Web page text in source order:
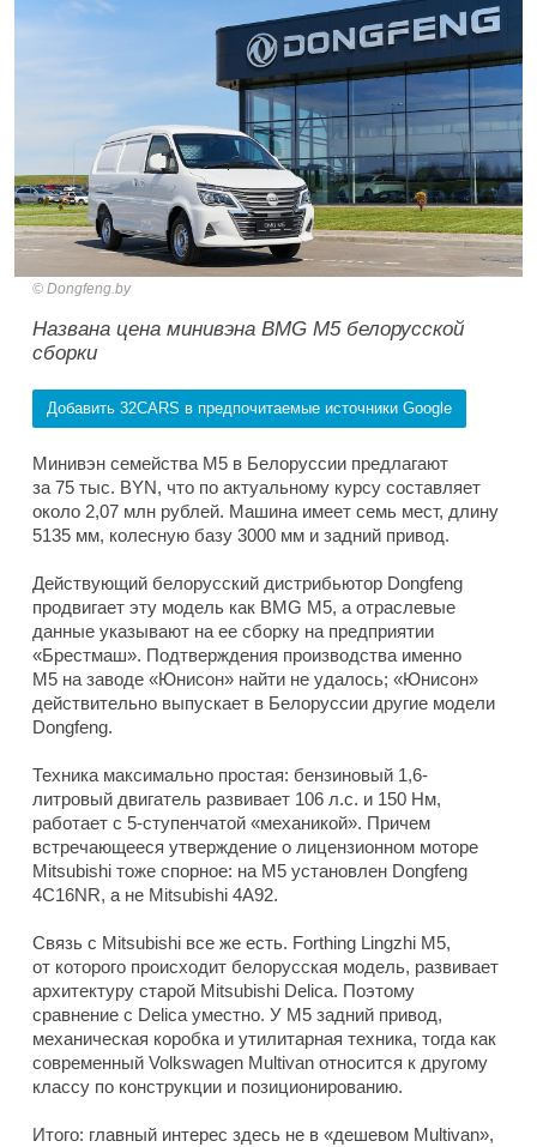
Dongfeng.by
Названа цена минивэна BMG M5 белорусской
сборки
Добавить 32CARS в предпочитаемые источники Google
Минивэн семейства M5 в Белоруссии предлагают
за 75 тыс. BYN, что по актуальному курсу составляет
около 2,07 млн рублей. Машина имеет семь мест, длину
5135 мм, колесную базу 3000 мм и задний привод.
Действующий белорусский дистрибьютор Dongfeng
продвигает эту модель как BMG M5, а отраслевые
данные указывают на ее сборку на предприятии
«Брестмаш». Подтверждения производства именно
M5 на заводе «Юнисон» найти не удалось; «Юнисон»
действительно выпускает в Белоруссии другие модели
Dongfeng.
Техника максимально простая: бензиновый 1,6-
литровый двигатель развивает 106 л.с. и 150 Нм,
работает с 5-ступенчатой «механикой». Причем
встречающееся утверждение о лицензионном моторе
Mitsubishi тоже спорное: на M5 установлен Dongfeng
4C16NR, а не Mitsubishi 4A92.
Связь с Mitsubishi все же есть. Forthing Lingzhi M5,
от которого происходит белорусская модель, развивает
архитектуру старой Mitsubishi Delica. Поэтому
сравнение с Delica уместно. У M5 задний привод,
механическая коробка и утилитарная техника, тогда как
современный Volkswagen Multivan относится к другому
классу по конструкции и позиционированию.
Итого: главный интерес здесь не в «дешевом Multivan»,